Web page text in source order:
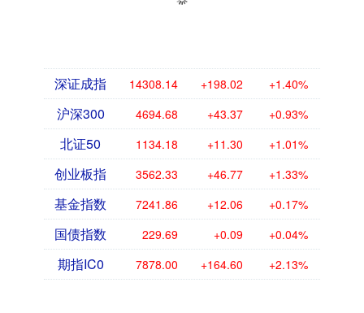
深证成指 14308.14 +198.02 +1.40%
沪深300 4694.68 +43.37 +0.93%
北证50 1134.18 +11.30 +1.01%
创业板指 3562.33 +46.77 +1.33%
基金指数 7241.86 +12.06 +0.17%
国债指数 229.69 +0.09 +0.04%
期指IC0 7878.00 +164.60 +2.13%